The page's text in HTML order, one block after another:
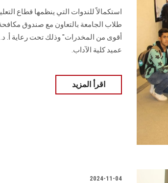
استكمالاً للندوات التي ينظمها قطاع
‏طلاب الجامعة بالتعاون مع صندوق
‏أقوى من المخدرات" وذلك تحت رعاية أ.
عميد كلية الآداب.
اقرأ المزيد
2024-11-04